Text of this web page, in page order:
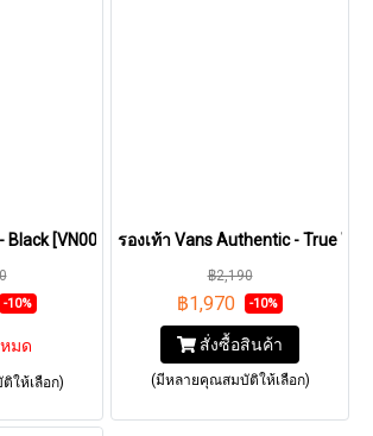
Black [VN000EWZBLK]
-10%
มด
ให้เลือก)
รองเท้า Vans Authentic - True
฿2,190
฿1,970 -10%
สั่งซื้อสินค้า
(มีหลายคุณสมบัติให้เลือก)